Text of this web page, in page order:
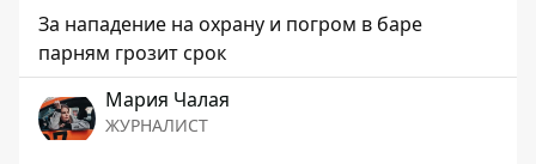
За нападение на охрану и погром в баре
парням грозит срок
Мария Чалая
ЖУРНАЛИСТ